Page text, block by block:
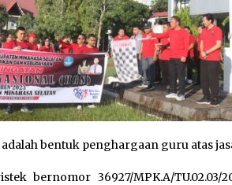
bentuk penghargaan guru atas
bernomor 36927/MPK.A/TU.02.03/